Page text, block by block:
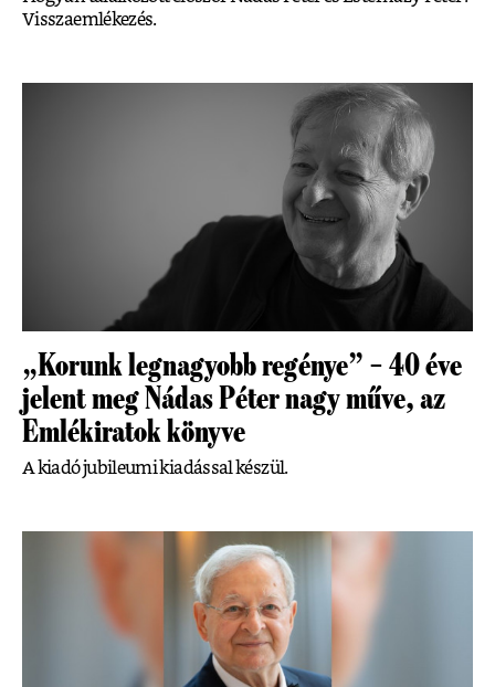
Visszaemlékezés.
„Korunk legnagyobb regénye” – 40 éve
jelent meg Nádas Péter nagy műve, az
Emlékiratok könyve
A kiadó jubileumi kiadással készül.